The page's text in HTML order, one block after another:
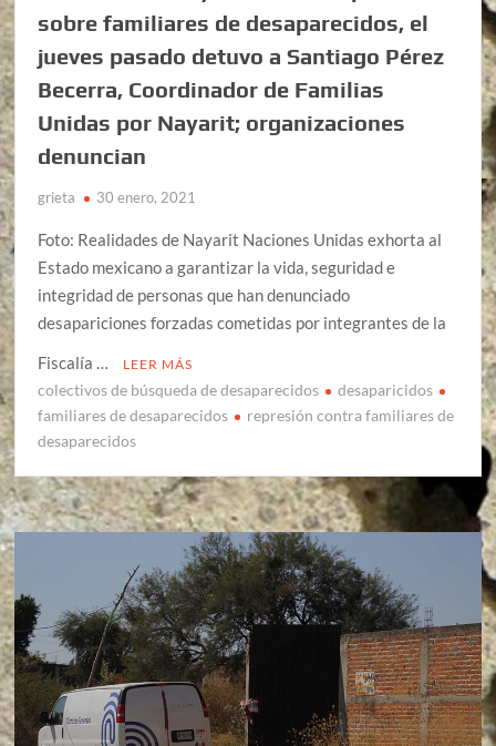
sobre familiares de desaparecidos, el
jueves pasado detuvo a Santiago Pérez
Becerra, Coordinador de Familias
Unidas por Nayarit; organizaciones
denuncian
grieta 30 enero, 2021
Foto: Realidades de Nayarit Naciones Unidas exhorta al
Estado mexicano a garantizar la vida, seguridad e
integridad de personas que han denunciado
desapariciones forzadas cometidas por integrantes de la
Fiscalía …
LEER MÁS
colectivos de búsqueda de desaparecidos
desaparicidos
familiares de desaparecidos
represión contra familiares de
desaparecidos